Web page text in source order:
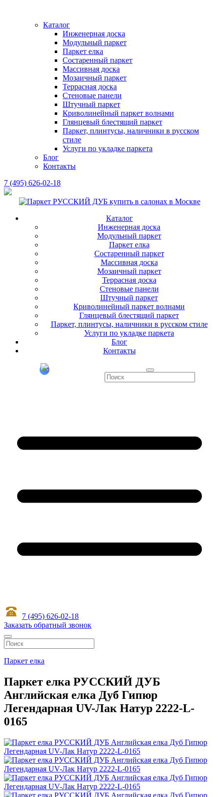
Каталог
Инженерная доска
Модульный паркет
Паркет елка
Состаренный паркет
Массивная доска
Мозаичный паркет
Террасная доска
Стеновые панели
Штучный паркет
Криволинейный паркет волнами
Глянцевый блестящий паркет
Паркет, плинтусы, наличники в русском
стиле
Услуги по укладке паркета
Блог
Контакты
7 (495) 626-02-18
Каталог
Инженерная доска
Модульный паркет
Паркет елка
Состаренный паркет
Массивная доска
Мозаичный паркет
Террасная доска
Стеновые панели
Штучный паркет
Криволинейный паркет волнами
Глянцевый блестящий паркет
Паркет, плинтусы, наличники в русском стиле
Услуги по укладке паркета
Блог
Контакты
7 (495) 626-02-18
Заказать обратный звонок
Паркет елка
Паркет елка РУССКИЙ ДУБ
Английская елка Дуб Гипюр
Легендарная UV-Лак Натур 2222-L-
0165